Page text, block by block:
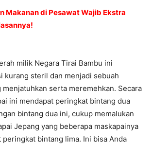
Makanan di Pesawat Wajib Ekstra
milik Negara Tirai Bambu ini
kurang steril dan menjadi sebuah
menjatuhkan serta meremehkan. Secara
ini mendapat peringkat bintang dua
bintang dua ini, cukup memalukan
Jepang yang beberapa maskapainya
peringkat bintang lima. Ini bisa Anda